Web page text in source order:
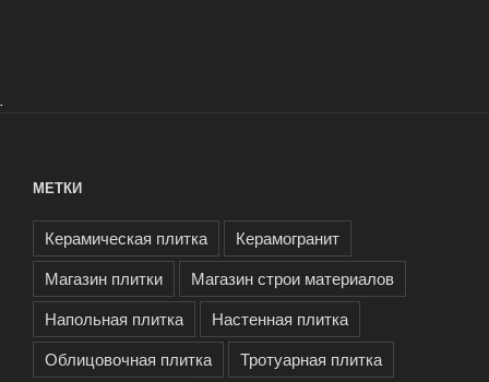
.
МЕТКИ
Керамическая плитка
Керамогранит
Магазин плитки
Магазин строи материалов
Напольная плитка
Настенная плитка
Облицовочная плитка
Тротуарная плитка